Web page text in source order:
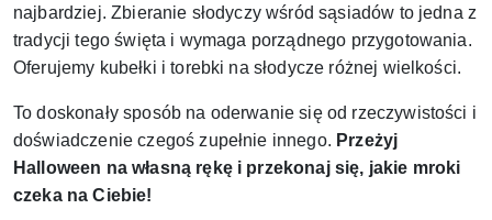
najbardziej. Zbieranie słodyczy wśród sąsiadów to jedna z
tradycji tego święta i wymaga porządnego przygotowania.
Oferujemy kubełki i torebki na słodycze różnej wielkości.
To doskonały sposób na oderwanie się od rzeczywistości i
doświadczenie czegoś zupełnie innego. Przeżyj
Halloween na własną rękę i przekonaj się, jakie mroki
czeka na Ciebie!